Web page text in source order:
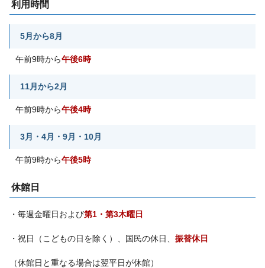
利用時間
5月から8月
午前9時から午後6時
11月から2月
午前9時から午後4時
3月・4月・9月・10月
午前9時から午後5時
休館日
・毎週金曜日および第1・第3木曜日
・祝日（こどもの日を除く）、国民の休日、 振替休日
（休館日と重なる場合は翌平日が休館）